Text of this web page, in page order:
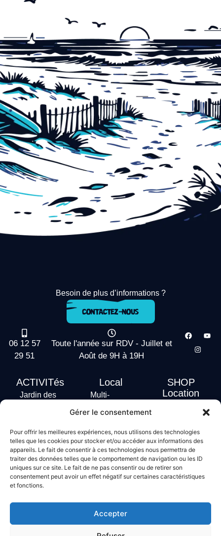
Gérer le consentement
Pour offrir les meilleures expériences, nous utilisons des technologies
telles que les cookies pour stocker et/ou accéder aux informations des
appareils. Le fait de consentir à ces technologies nous permettra de
traiter des données telles que le comportement de navigation ou les ID
uniques sur ce site. Le fait de ne pas consentir ou de retirer son
consentement peut avoir un effet négatif sur certaines caractéristiques
et fonctions.
Accepter
Besoin de plus d’informations ?
06 12 57
29 51
Toute l'année sur RDV - Juillet et
Août de 9H à 19H
ACTIVITés
Jardin des
Stand Up
Paddle
Bodyboard
Local
Multi-
Hébergement
SHOP
Location
Politique de confidentialité